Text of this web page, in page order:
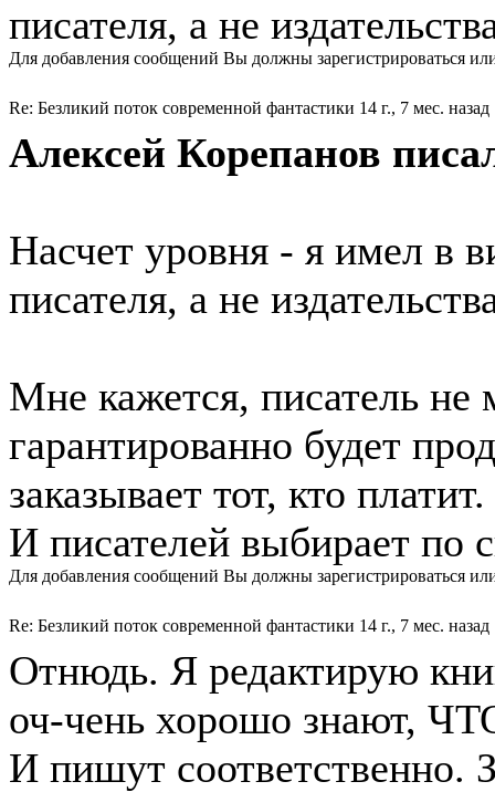
писателя, а не
Для добавления сообщений Вы должны зарегистрироваться или
Re: Безликий поток современной фантастики 14 г., 7 мес. назад
Алексей Корепанов
Насчет уровня - я имел в
писателя, а не
Мне кажется, писатель не
гарантированно будет
заказывает тот, кто платит.
И писателей выбирает по
Для добавления сообщений Вы должны зарегистрироваться или
Re: Безликий поток современной фантастики 14 г., 7 мес. назад
Отнюдь. Я редактирую
оч-чень хорошо знают,
И пишут соответственно.